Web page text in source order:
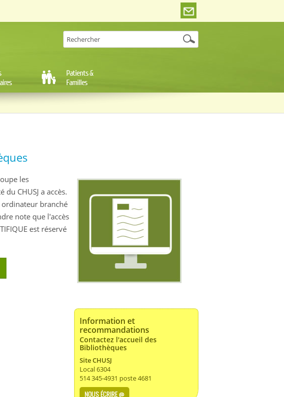
Patients &
Familles
Information et
recommandations
Contactez l'accueil des
Bibliothèques
Site CHUSJ
Local 6304
514 345-4931 poste 4681
NOUS ÉCRIRE @
les
CHUSJ a accès.
branché
note que l'accès
est réservé